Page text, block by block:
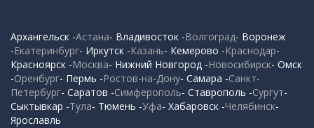
Архангельск -Астана- Владивосток -Волгоград- Воронеж
-Екатеринбург- Иркутск -Казань- Кемерово -Краснодар-
Красноярск -Москва- Нижний Новгород -Новосибирск- Омск
-Оренбург- Пермь -Ростов-на-Дону- Самара -Санкт-
Петербург- Саратов -Симферополь- Ставрополь -Сургут-
Сыктывкар -Тула- Тюмень -Уфа- Хабаровск -Челябинск-
Ярославль